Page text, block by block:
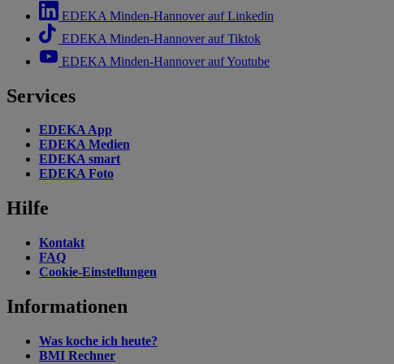
EDEKA Minden-Hannover auf Linkedin
EDEKA Minden-Hannover auf Tiktok
EDEKA Minden-Hannover auf Youtube
Services
EDEKA App
EDEKA Medien
EDEKA smart
EDEKA Foto
Hilfe
Kontakt
FAQ
Cookie-Einstellungen
Informationen
Was koche ich heute?
BMI Rechner